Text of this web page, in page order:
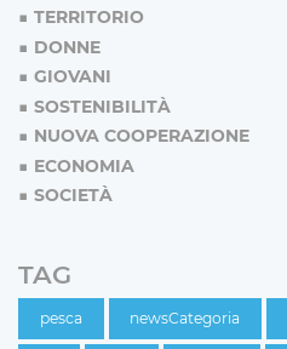
TERRITORIO
DONNE
GIOVANI
SOSTENIBILITÀ
NUOVA COOPERAZIONE
ECONOMIA
SOCIETÀ
TAG
pesca newsCategoria